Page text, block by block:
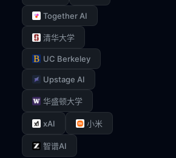
Together AI
清华大学
UC Berkeley
Upstage AI
华盛顿大学
xAI 小米
智谱AI